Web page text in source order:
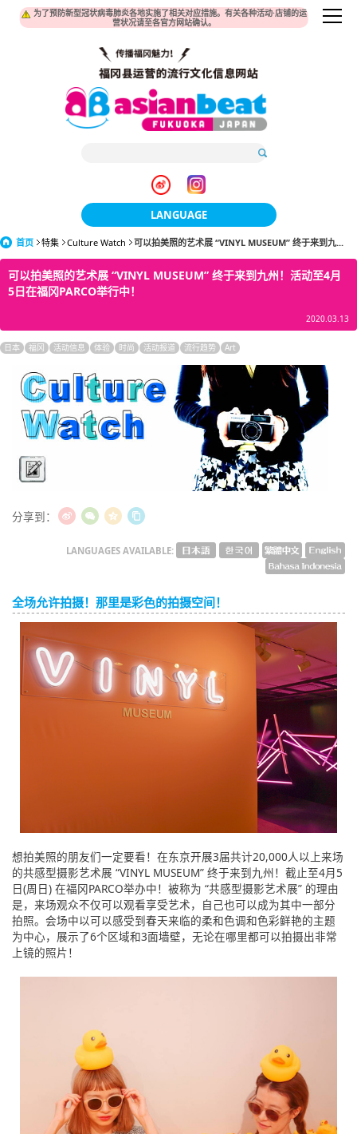
为了预防新型冠状病毒肺炎各地实施了相关对应措施。有关各种活动·店铺的运
营状况请至各官方网站确认。
LANGUAGE
日本語
한국어
繁體中文
English
ภาษาไทย
Bahasa Indonesia
首页 特集 Culture Watch 可以拍美照的艺术展 “VINYL MUSEUM” 终于来到九...
可以拍美照的艺术展 “VINYL MUSEUM” 终于来到九州！活动至4月
5日在福冈PARCO举行中！
2020.03.13
日本 福冈 活动信息 体验 时尚 活动报道 流行趋势 Art
分享到：
LANGUAGES AVAILABLE:
全场允许拍摄！那里是彩色的拍摄空间！
想拍美照的朋友们一定要看！在东京开展3届共计20,000人以上来场
的共感型摄影艺术展 “VINYL MUSEUM” 终于来到九州！截止至4月5
日(周日) 在福冈PARCO举办中！被称为 “共感型摄影艺术展” 的理由
是，来场观众不仅可以观看享受艺术，自己也可以成为其中一部分
拍照。会场中以可以感受到春天来临的柔和色调和色彩鲜艳的主题
为中心，展示了6个区域和3面墙壁，无论在哪里都可以拍摄出非常
上镜的照片！